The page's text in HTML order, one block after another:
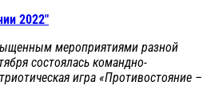
2022"
мероприятиями разной
состоялась командно-
игра «Противостояние –